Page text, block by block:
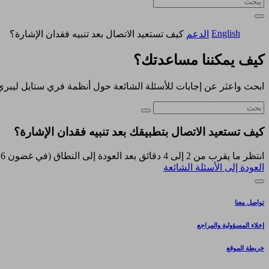
English الدعم كيف تستعيد الاتصال بعد تنبيه فقدان الإشارة؟
كيف يمكننا مساعدتك؟
ابحث واعثر عن إجابات للأسئلة الشائعة حول أنظمة فري ستايل
كيف تستعيد الاتصال بتطبيقك بعد تنبيه فقدان الإشارة؟
انتظر ما يقرب من 2 إلى 4 دقائق بعد العودة إلى النطاق (في غضون 6 أمتار دون عائق)، ومسح السنسر مرة أخرى.
العودة إلى الأسئلة الشائعة
تواصل معنا
إخلاء المسؤولية والمراجع
خريطة الموقع